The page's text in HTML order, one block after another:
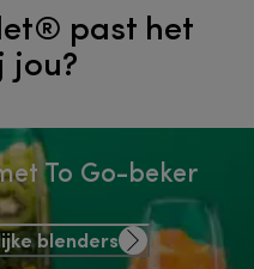
past het
jou?
To Go-beker
blenders